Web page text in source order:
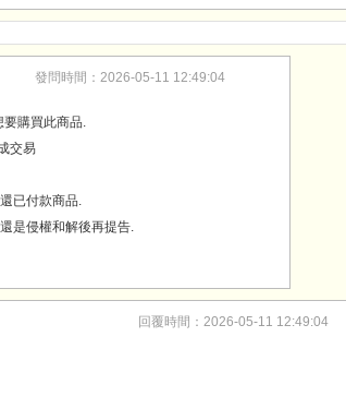
發問時間：2026-05-11 12:49:04
要購買此商品.
交易
已付款商品.
是侵權和解後再提告.
回覆時間：2026-05-11 12:49:04